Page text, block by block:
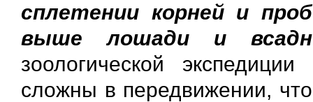
сплетении корней и
выше лошади и
зоологической
сложны в передвижении,